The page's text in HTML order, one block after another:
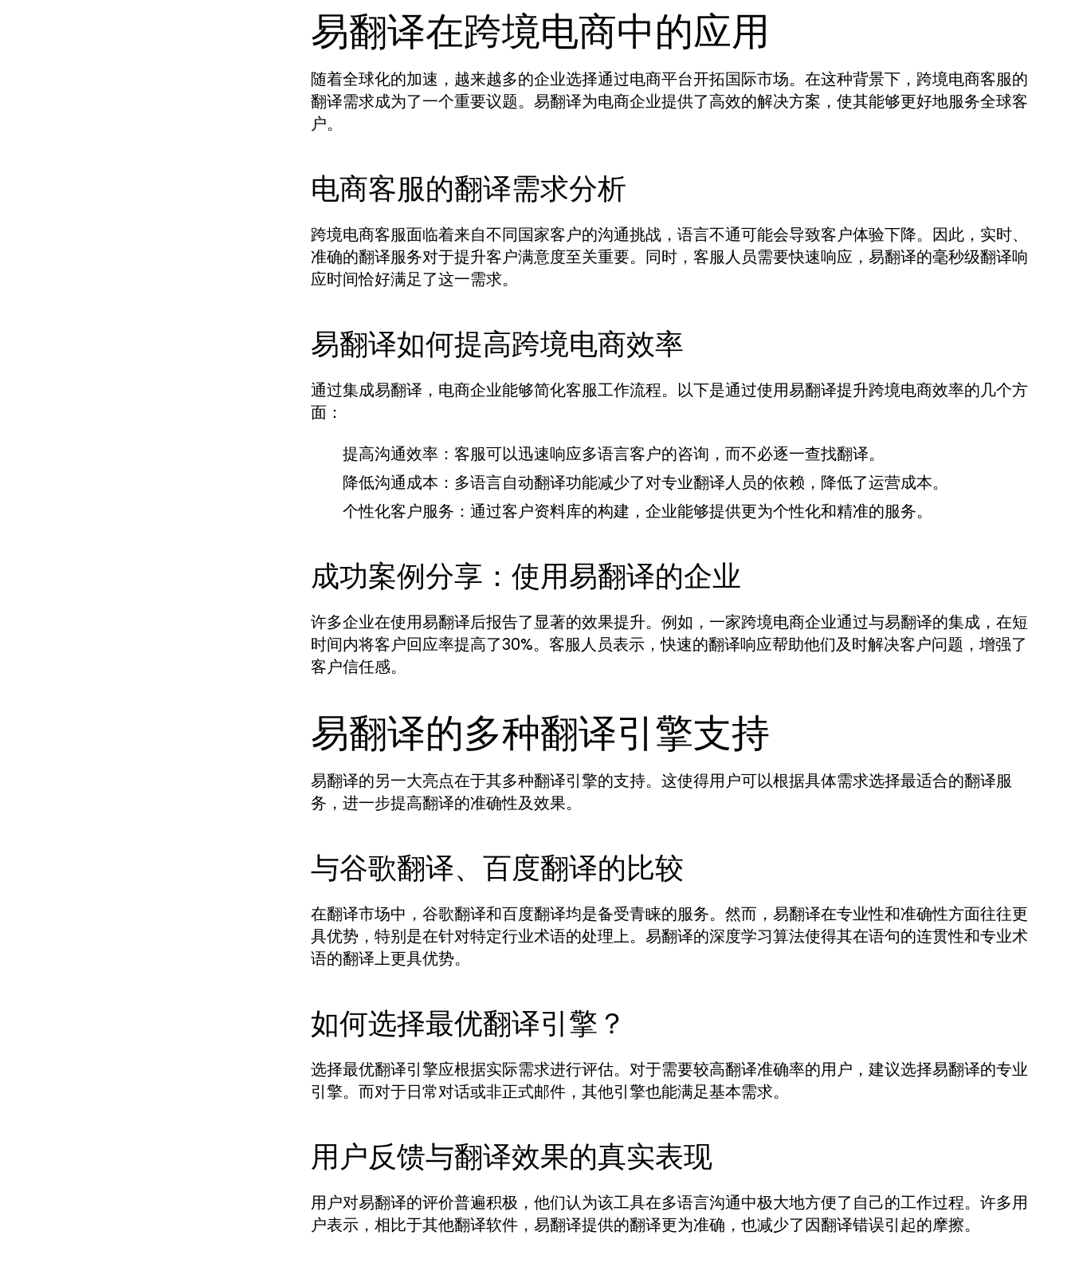
易翻译在跨境电商中的应用
随着全球化的加速，越来越多的企业选择通过电商平台开拓国际市场。在这种背景下，跨境电商客服的
翻译需求成为了一个重要议题。易翻译为电商企业提供了高效的解决方案，使其能够更好地服务全球客
户。
电商客服的翻译需求分析
跨境电商客服面临着来自不同国家客户的沟通挑战，语言不通可能会导致客户体验下降。因此，实时、
准确的翻译服务对于提升客户满意度至关重要。同时，客服人员需要快速响应，易翻译的毫秒级翻译响
应时间恰好满足了这一需求。
易翻译如何提高跨境电商效率
通过集成易翻译，电商企业能够简化客服工作流程。以下是通过使用易翻译提升跨境电商效率的几个方
面：
提高沟通效率： 客服可以迅速响应多语言客户的咨询，而不必逐一查找翻译。
降低沟通成本： 多语言自动翻译功能减少了对专业翻译人员的依赖，降低了运营成本。
个性化客户服务： 通过客户资料库的构建，企业能够提供更为个性化和精准的服务。
成功案例分享：使用易翻译的企业
许多企业在使用易翻译后报告了显著的效果提升。例如，一家跨境电商企业通过与易翻译的集成，在短
时间内将客户回应率提高了30%。客服人员表示，快速的翻译响应帮助他们及时解决客户问题，增强了
客户信任感。
易翻译的多种翻译引擎支持
易翻译的另一大亮点在于其多种翻译引擎的支持。这使得用户可以根据具体需求选择最适合的翻译服
务，进一步提高翻译的准确性及效果。
与谷歌翻译、百度翻译的比较
在翻译市场中，谷歌翻译和百度翻译均是备受青睐的服务。然而，易翻译在专业性和准确性方面往往更
具优势，特别是在针对特定行业术语的处理上。易翻译的深度学习算法使得其在语句的连贯性和专业术
语的翻译上更具优势。
如何选择最优翻译引擎？
选择最优翻译引擎应根据实际需求进行评估。对于需要较高翻译准确率的用户，建议选择易翻译的专业
引擎。而对于日常对话或非正式邮件，其他引擎也能满足基本需求。
用户反馈与翻译效果的真实表现
用户对易翻译的评价普遍积极，他们认为该工具在多语言沟通中极大地方便了自己的工作过程。许多用
户表示，相比于其他翻译软件，易翻译提供的翻译更为准确，也减少了因翻译错误引起的摩擦。